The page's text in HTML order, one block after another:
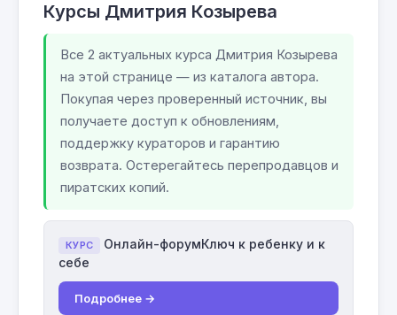
Курсы Дмитрия Козырева
Все 2 актуальных курса Дмитрия Козырева
на этой странице — из каталога автора.
Покупая через проверенный источник, вы
получаете доступ к обновлениям,
поддержку кураторов и гарантию
возврата. Остерегайтесь перепродавцов и
пиратских копий.
КУРС
Онлайн-форумКлюч к ребенку и к
себе
Подробнее →